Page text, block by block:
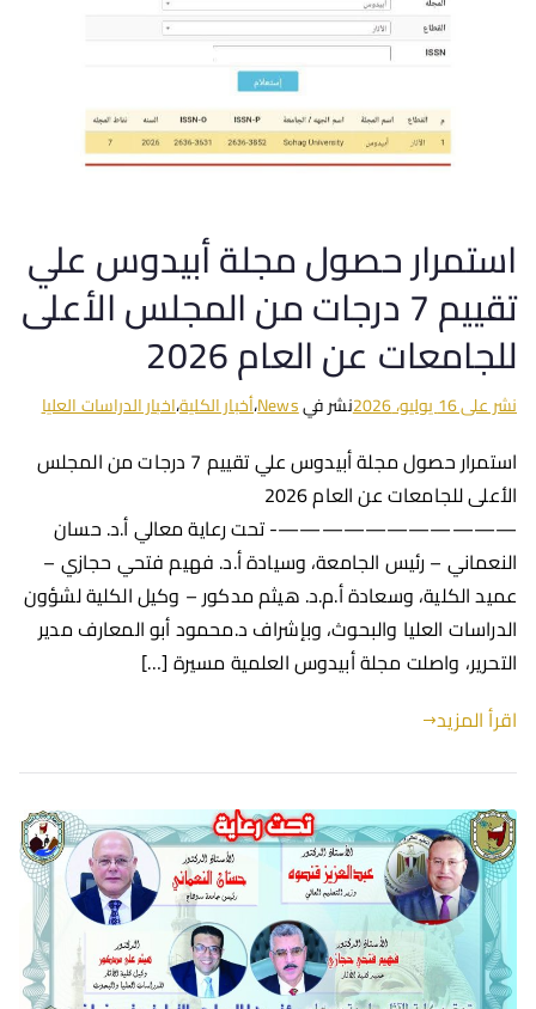
استمرار حصول مجلة أبيدوس علي
تقييم 7 درجات من المجلس الأعلى
للجامعات عن العام 2026
نشر على16 يوليو، 2026 نشر فيNews،أخبار الكلية،اخبار الدراسات العليا
استمرار حصول مجلة أبيدوس علي تقييم 7 درجات من المجلس
الأعلى للجامعات عن العام 2026
———————————- تحت رعاية معالي أ.د. حسان
النعماني – رئيس الجامعة، وسيادة أ.د. فهيم فتحي حجازي –
عميد الكلية، وسعادة أ.م.د. هيثم مدكور – وكيل الكلية لشؤون
الدراسات العليا والبحوث، وبإشراف د.محمود أبو المعارف مدير
التحرير، واصلت مجلة أبيدوس العلمية مسيرة […]
اقرأ المزيد